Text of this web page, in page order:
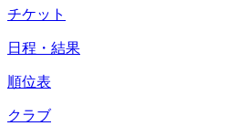
チケット
日程・結果
順位表
クラブ